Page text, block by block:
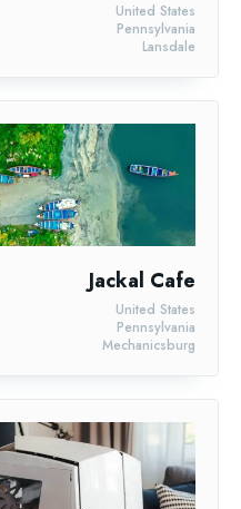
Lansdale
Pennsylvania
United States
Jackal Cafe
Mechanicsburg
Pennsylvania
United States